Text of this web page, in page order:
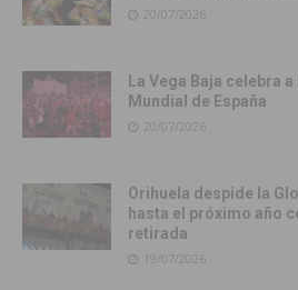
20/07/2026
La Vega Baja celebra
Mundial de España
20/07/2026
Orihuela despide la
hasta el próximo año
retirada
19/07/2026